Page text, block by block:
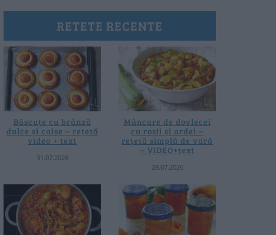
RETETE RECENTE
Băscuțe cu brânză
dulce și caise – rețetă
video + text
31.07.2026
Mâncare de dovlecei
cu roșii și ardei –
rețetă simplă de vară
– VIDEO+text
28.07.2026